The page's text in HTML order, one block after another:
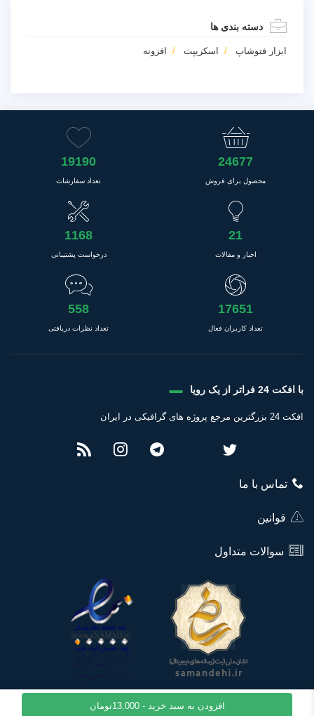
دسته بندی ها
ابزار فتوشاپ اسکریپت افزونه
افزودن به سبد خرید -13,000تومان
24677
محصول برای فروش
19190
تعداد سفارشات
21
اخبار و مقالات
1168
درخواست پشتیبانی
17651
تعداد کاربران فعال
558
تعداد نظرات دریافتی
با افکت 24 فراتر از یک رویا
افکت 24 بزرگترین مرجع پروژه های گرافیکی در ایران
تماس با ما
قوانین
سوالات متداول